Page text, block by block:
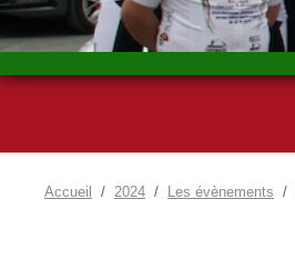
Accueil 2024 Les évènements